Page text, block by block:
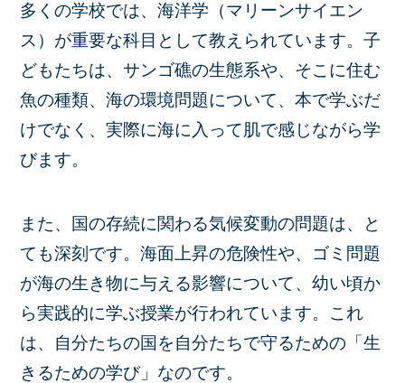
多くの学校では、海洋学（マリーンサイエン
ス）が重要な科目として教えられています。子
どもたちは、サンゴ礁の生態系や、そこに住む
魚の種類、海の環境問題について、本で学ぶだ
けでなく、実際に海に入って肌で感じながら学
びます。
また、国の存続に関わる気候変動の問題は、と
ても深刻です。海面上昇の危険性や、ゴミ問題
が海の生き物に与える影響について、幼い頃か
ら実践的に学ぶ授業が行われています。これ
は、自分たちの国を自分たちで守るための「生
きるための学び」なのです。